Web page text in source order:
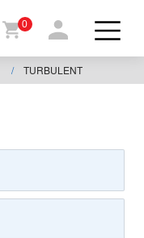
0
/ TURBULENT